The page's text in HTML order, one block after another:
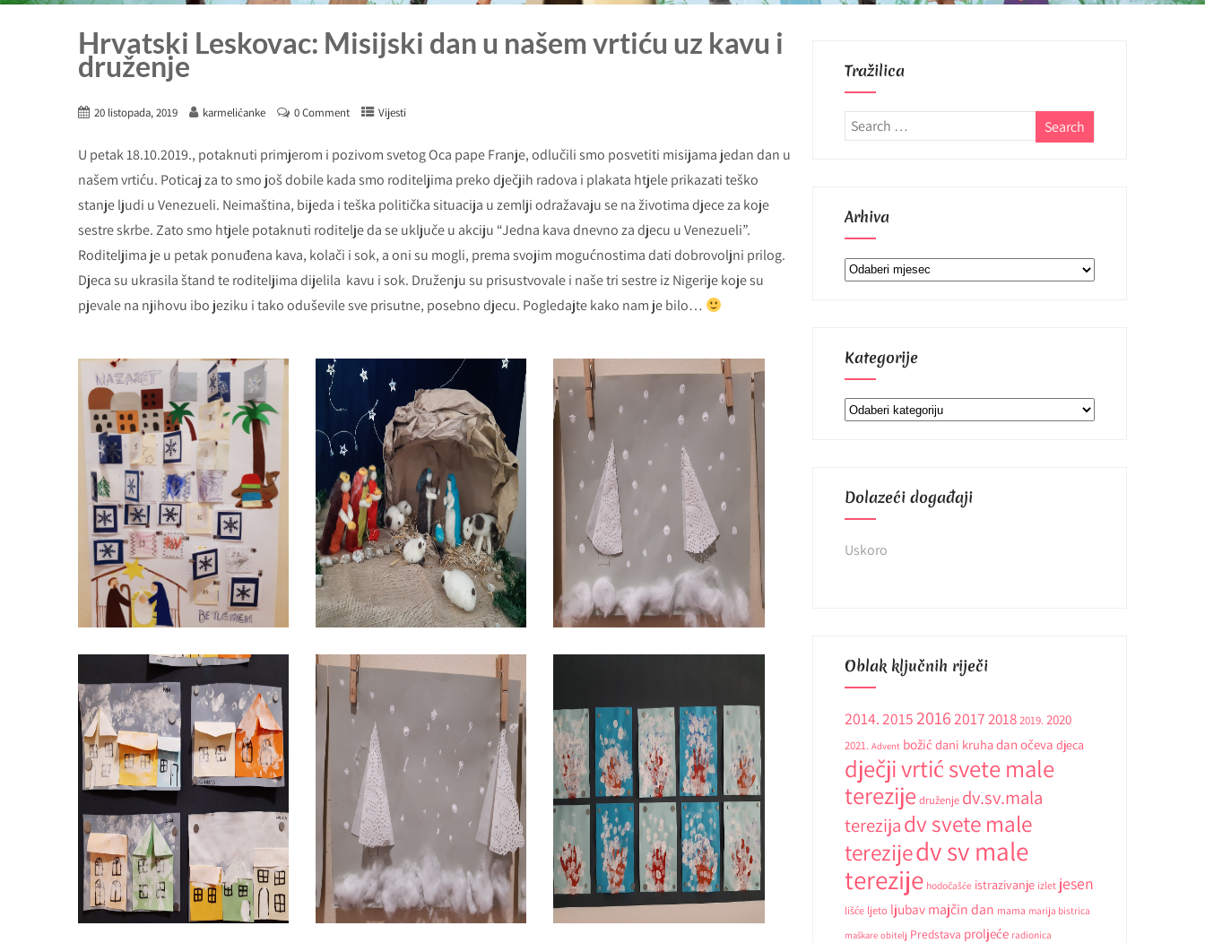
Hrvatski Leskovac: Misijski dan u našem vrtiću uz kavu i
druženje
20 listopada, 2019 karmelićanke 0 Comment Vijesti
U petak 18.10.2019., potaknuti primjerom i pozivom svetog Oca pape Franje, odlučili smo posvetiti misijama jedan dan u
našem vrtiću. Poticaj za to smo još dobile kada smo roditeljima preko dječjih radova i plakata htjele prikazati teško
stanje ljudi u Venezueli. Neimaština, bijeda i teška politička situacija u zemlji odražavaju se na životima djece za koje
sestre skrbe. Zato smo htjele potaknuti roditelje da se uključe u akciju “Jedna kava dnevno za djecu u Venezueli”.
Roditeljima je u petak ponuđena kava, kolači i sok, a oni su mogli, prema svojim mogućnostima dati dobrovoljni prilog.
Djeca su ukrasila štand te roditeljima dijelila kavu i sok. Druženju su prisustvovale i naše tri sestre iz Nigerije koje su
pjevale na njihovu ibo jeziku i tako oduševile sve prisutne, posebno djecu. Pogledajte kako nam je bilo…
Tražilica
Arhiva
Arhiva
Kategorije
Kategorije
Dolazeći događaji
Uskoro
Oblak ključnih riječi
2014.20152016201720182019.2020
2021. Advent božić dani kruhadan očeva djeca
dječji vrtić svete male
terezijedruženje dv.sv.mala
terezijadv svete male
terezijedv sv male
terezije hodočašće istrazivanje izlet jesen
lišće ljeto ljubav majčin dan mama marija bistrica
maškare obitelj Predstava proljeće radionica